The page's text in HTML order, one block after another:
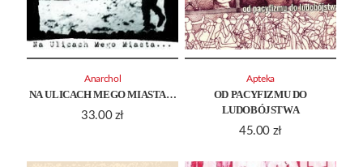
NA ULICACH MEGO MIASTA…
33.00 zł
Anarchol
OD PACYFIZMU DO
LUDOBÓJSTWA
45.00 zł
Apteka